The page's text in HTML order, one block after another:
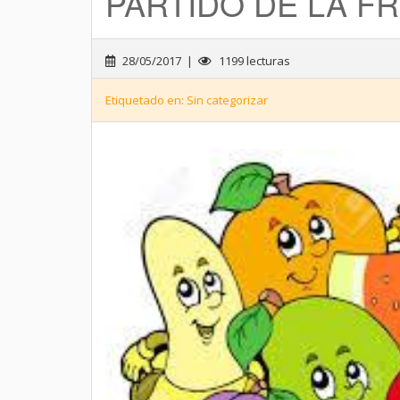
28/05/2017 | 1199 lecturas
Etiquetado en: Sin categorizar